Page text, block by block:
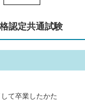
認定共通試験
て卒業したかた